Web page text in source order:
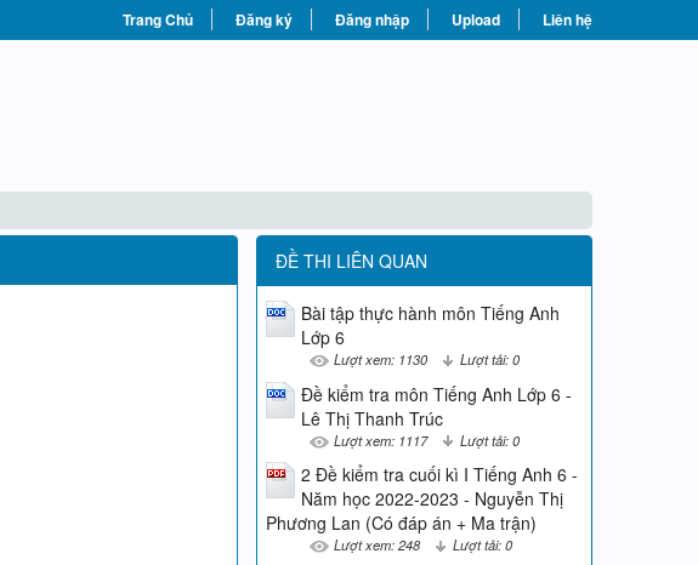
Trang Chủ Đăng ký Đăng nhập Upload Liên hệ
ĐỀ THI LIÊN QUAN
Bài tập thực hành môn Tiếng Anh
Lớp 6
Lượt xem: 1130 Lượt tải: 0
Đề kiểm tra môn Tiếng Anh Lớp 6 -
Lê Thị Thanh Trúc
Lượt xem: 1117 Lượt tải: 0
2 Đề kiểm tra cuối kì I Tiếng Anh 6 -
Năm học 2022-2023 - Nguyễn Thị
Phương Lan (Có đáp án + Ma trận)
Lượt xem: 248 Lượt tải: 0